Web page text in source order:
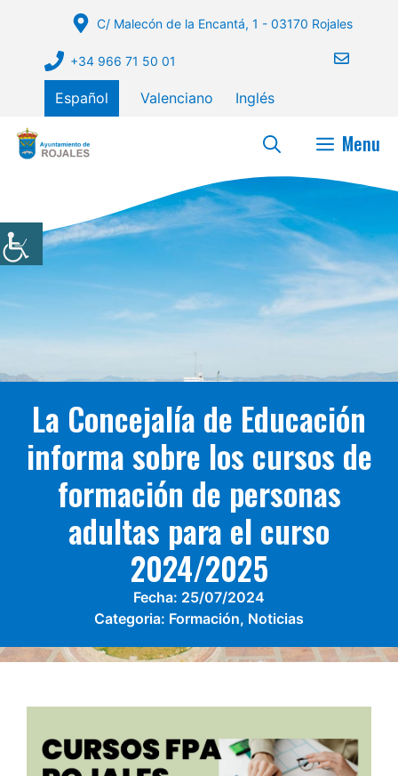
contenido
C/ Malecón de la Encantá, 1 - 03170 Rojales
+34 966 71 50 01
Español Valenciano Inglés
Menu
La Concejalía de Educación
informa sobre los cursos de
formación de personas
adultas para el curso
2024/2025
Fecha: 25/07/2024
Categoria: Formación, Noticias